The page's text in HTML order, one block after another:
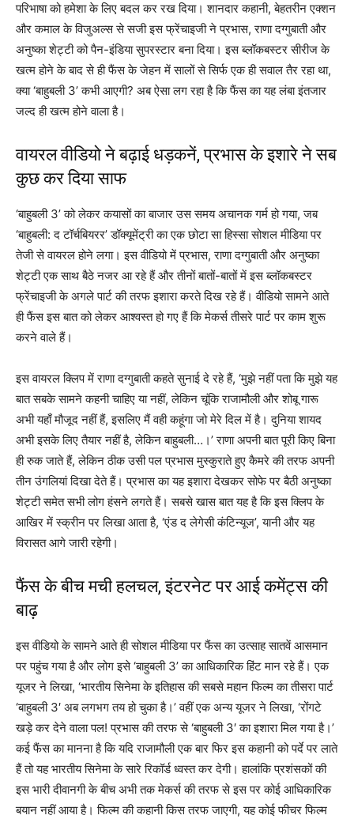
परिभाषा को हमेशा के लिए बदल कर रख दिया। शानदार कहानी, बेहतरीन एक्शन
और कमाल के विजुअल्स से सजी इस फ्रेंचाइजी ने प्रभास, राणा दग्गुबाती और
अनुष्का शेट्टी को पैन-इंडिया सुपरस्टार बना दिया। इस ब्लॉकबस्टर सीरीज के
खत्म होने के बाद से ही फैंस के जेहन में सालों से सिर्फ एक ही सवाल तैर रहा था,
क्या ‘बाहुबली 3’ कभी आएगी? अब ऐसा लग रहा है कि फैंस का यह लंबा इंतजार
जल्द ही खत्म होने वाला है।
वायरल वीडियो ने बढ़ाई धड़कनें, प्रभास के इशारे ने सब
कुछ कर दिया साफ
‘बाहुबली 3’ को लेकर कयासों का बाजार उस समय अचानक गर्म हो गया, जब
‘बाहुबली: द टॉर्चबियरर’ डॉक्यूमेंट्री का एक छोटा सा हिस्सा सोशल मीडिया पर
तेजी से वायरल होने लगा। इस वीडियो में प्रभास, राणा दग्गुबाती और अनुष्का
शेट्टी एक साथ बैठे नजर आ रहे हैं और तीनों बातों-बातों में इस ब्लॉकबस्टर
फ्रेंचाइजी के अगले पार्ट की तरफ इशारा करते दिख रहे हैं। वीडियो सामने आते
ही फैंस इस बात को लेकर आश्वस्त हो गए हैं कि मेकर्स तीसरे पार्ट पर काम शुरू
करने वाले हैं।
इस वायरल क्लिप में राणा दग्गुबाती कहते सुनाई दे रहे हैं, ‘मुझे नहीं पता कि मुझे यह
बात सबके सामने कहनी चाहिए या नहीं, लेकिन चूंकि राजामौली और शोबू गारू
अभी यहाँ मौजूद नहीं हैं, इसलिए मैं वही कहूंगा जो मेरे दिल में है। दुनिया शायद
अभी इसके लिए तैयार नहीं है, लेकिन बाहुबली…।’ राणा अपनी बात पूरी किए बिना
ही रुक जाते हैं, लेकिन ठीक उसी पल प्रभास मुस्कुराते हुए कैमरे की तरफ अपनी
तीन उंगलियां दिखा देते हैं। प्रभास का यह इशारा देखकर सोफे पर बैठी अनुष्का
शेट्टी समेत सभी लोग हंसने लगते हैं। सबसे खास बात यह है कि इस क्लिप के
आखिर में स्क्रीन पर लिखा आता है, ‘एंड द लेगेसी कंटिन्यूज’, यानी और यह
विरासत आगे जारी रहेगी।
फैंस के बीच मची हलचल, इंटरनेट पर आई कमेंट्स की
बाढ़
इस वीडियो के सामने आते ही सोशल मीडिया पर फैंस का उत्साह सातवें आसमान
पर पहुंच गया है और लोग इसे ‘बाहुबली 3’ का आधिकारिक हिंट मान रहे हैं। एक
यूजर ने लिखा, ‘भारतीय सिनेमा के इतिहास की सबसे महान फिल्म का तीसरा पार्ट
‘बाहुबली 3′ अब लगभग तय हो चुका है।’ वहीं एक अन्य यूजर ने लिखा, ‘रोंगटे
खड़े कर देने वाला पल! प्रभास की तरफ से ‘बाहुबली 3′ का इशारा मिल गया है।’
कई फैंस का मानना है कि यदि राजामौली एक बार फिर इस कहानी को पर्दे पर लाते
हैं तो यह भारतीय सिनेमा के सारे रिकॉर्ड ध्वस्त कर देगी। हालांकि प्रशंसकों की
इस भारी दीवानगी के बीच अभी तक मेकर्स की तरफ से इस पर कोई आधिकारिक
बयान नहीं आया है। फिल्म की कहानी किस तरफ जाएगी, यह कोई फीचर फिल्म